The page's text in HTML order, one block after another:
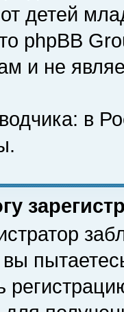
детей
phpBB
и не
в